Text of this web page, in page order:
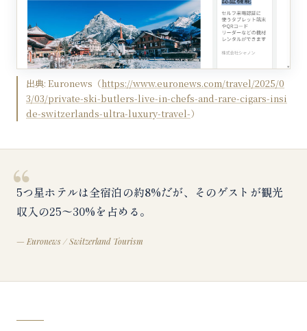
出典: Euronews （https://www.euronews.com/travel/2025/0
3/03/private-ski-butlers-live-in-chefs-and-rare-cigars-insi
de-switzerlands-ultra-luxury-travel-）
“
5つ星ホテルは全宿泊の約8%だが、そのゲストが観光
収入の25〜30%を占める。
— Euronews / Switzerland Tourism